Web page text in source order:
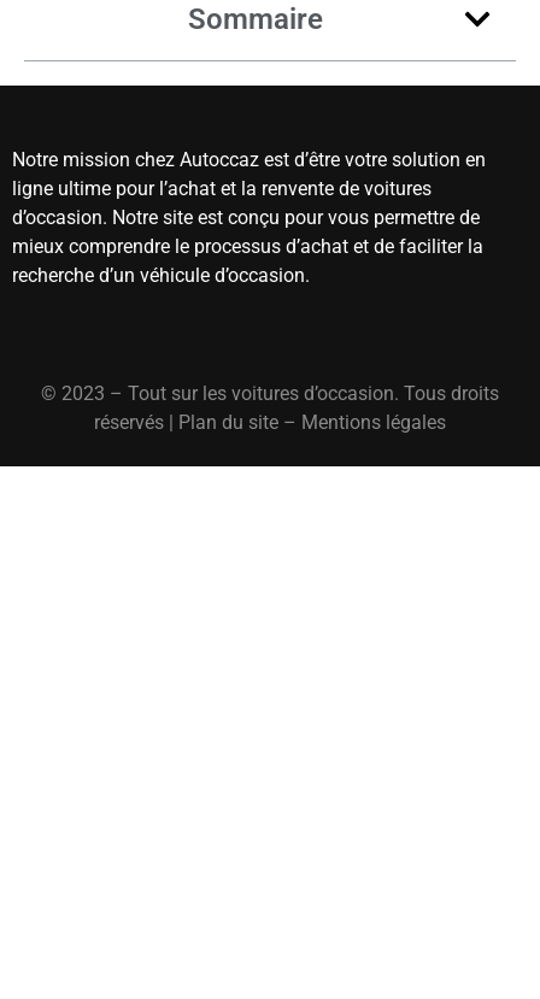
Sommaire
Notre mission chez Autoccaz est d’être votre solution en
ligne ultime pour l’achat et la renvente de voitures
d’occasion. Notre site est conçu pour vous permettre de
mieux comprendre le processus d’achat et de faciliter la
recherche d’un véhicule d’occasion.
© 2023 – Tout sur les voitures d’occasion. Tous droits
réservés | Plan du site – Mentions légales